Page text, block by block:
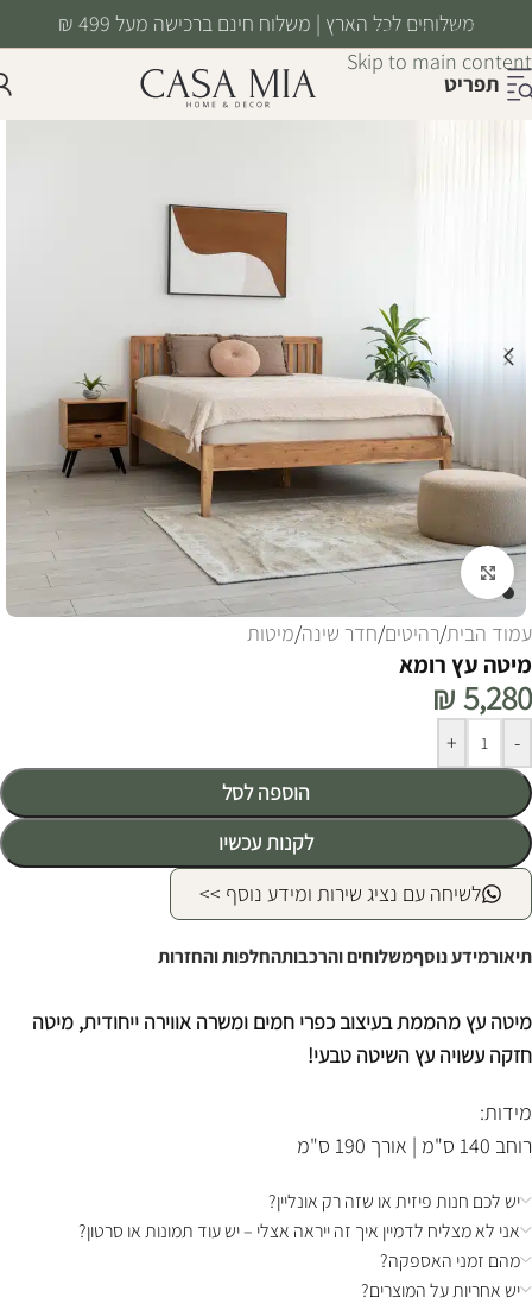
Skip to navigation
Skip to main content
משלוחים לכל הארץ | משלוח חינם ברכישה מעל 499 ₪
תפריט
לחצו להגדלה
עמוד הבית/רהיטים/חדר שינה/מיטות
מיטה עץ רומא
₪5,280
-
+
הוספה לסל
לקנות עכשיו
Alternative:
לשיחה עם נציג שירות ומידע נוסף >>
תיאורמידע נוסףמשלוחים והרכבותהחלפות והחזרות
מיטה עץ מהממת בעיצוב כפרי חמים ומשרה אווירה ייחודית, מיטה
חזקה עשויה עץ השיטה טבעי!
מידות:
רוחב 140 ס"מ | אורך 190 ס"מ
יש לכם חנות פיזית או שזה רק אונליין?
אני לא מצליח לדמיין איך זה ייראה אצלי – יש עוד תמונות או סרטון?
מהם זמני האספקה?
יש אחריות על המוצרים?